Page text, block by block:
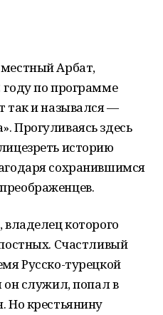
Арбат,
году по программе
так и назывался —
Прогуливаясь здесь
историю
сохранившимся
которого
Счастливый
Русско-турецкой
служил, попал в
Но крестьянину